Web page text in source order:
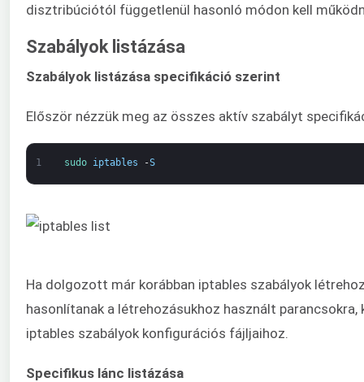
disztribúciótól függetlenül hasonló módon kell
Szabályok listázása
Szabályok listázása specifikáció szerint
Először nézzük meg az összes aktív szabályt
1 sudo iptables -S
Ha dolgozott már korábban iptables szabályok
hasonlítanak a létrehozásukhoz használt
iptables szabályok konfigurációs fájljaihoz.
Specifikus lánc listázása